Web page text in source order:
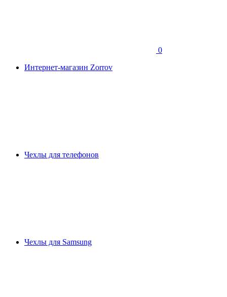
0
Интернет-магазин Zorrov
Чехлы для телефонов
Чехлы для Samsung